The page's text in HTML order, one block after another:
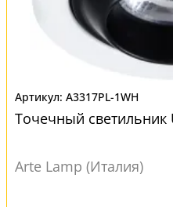
A3317PL-1WH
Точечный светильник
Arte Lamp (Италия)